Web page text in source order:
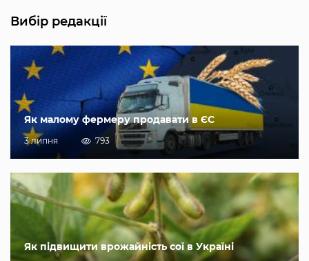
Вибір редакції
Як малому фермеру продавати в ЄС
3 липня 793
Як підвищити врожайність сої в Україні